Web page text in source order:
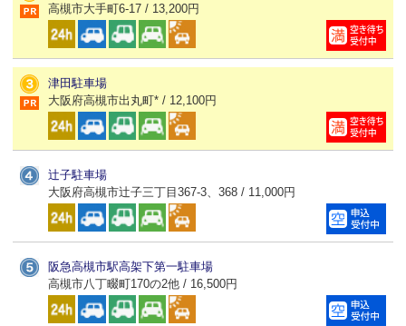
高槻市大手町6-17 / 13,200円
津田駐車場
大阪府高槻市出丸町* / 12,100円
辻子駐車場
大阪府高槻市辻子三丁目367-3、368 / 11,000円
阪急高槻市駅高架下第一駐車場
高槻市八丁畷町170の2他 / 16,500円